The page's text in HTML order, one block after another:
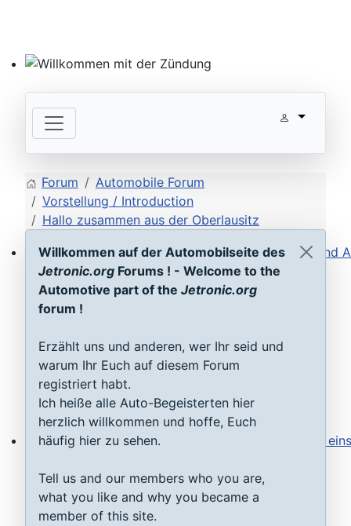
Steuergeräte D-Jetronic & KE-Jetronic: Prüfen und
Forum
Automobile Forum
Vorstellung / Introduction
Hallo zusammen aus der Oberlausitz
Willkommen auf der Automobilseite des
Jetronic.org Forums ! - Welcome to the
Automotive part of the Jetronic.org
forum !
Erzählt uns und anderen, wer Ihr seid und
warum Ihr Euch auf diesem Forum
registriert habt.
Ich heiße alle Auto-Begeisterten hier
herzlich willkommen und hoffe, Euch
häufig hier zu sehen.
Tell us and our members who you are,
what you like and why you became a
member of this site.